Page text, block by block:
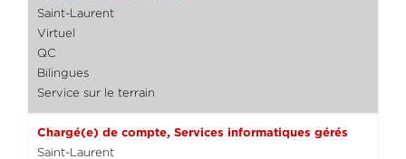
Saint-Laurent
Virtuel
QC
Bilingues
Service sur le terrain
Chargé(e) de compte, Services informatiques gérés
Saint-Laurent